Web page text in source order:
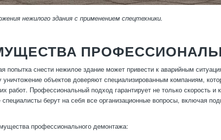
нежилого здания с применением спецтехники.
попытка снести нежилое здание может привести к аварийным
объектов доверяют специализированным компаниям,
работ. Профессиональный подход гарантирует не только скорость
специалисты берут на себя все организационные вопросы, включая
профессионального демонтажа: